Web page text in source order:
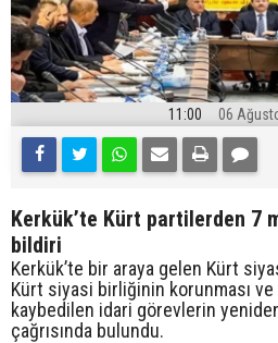
11:00 06
Kerkük’te Kürt partilerden 7
bildiri
Kerkük’te bir araya gelen Kürt
Kürt siyasi birliğinin korunması
kaybedilen idari görevlerin
çağrısında bulundu.